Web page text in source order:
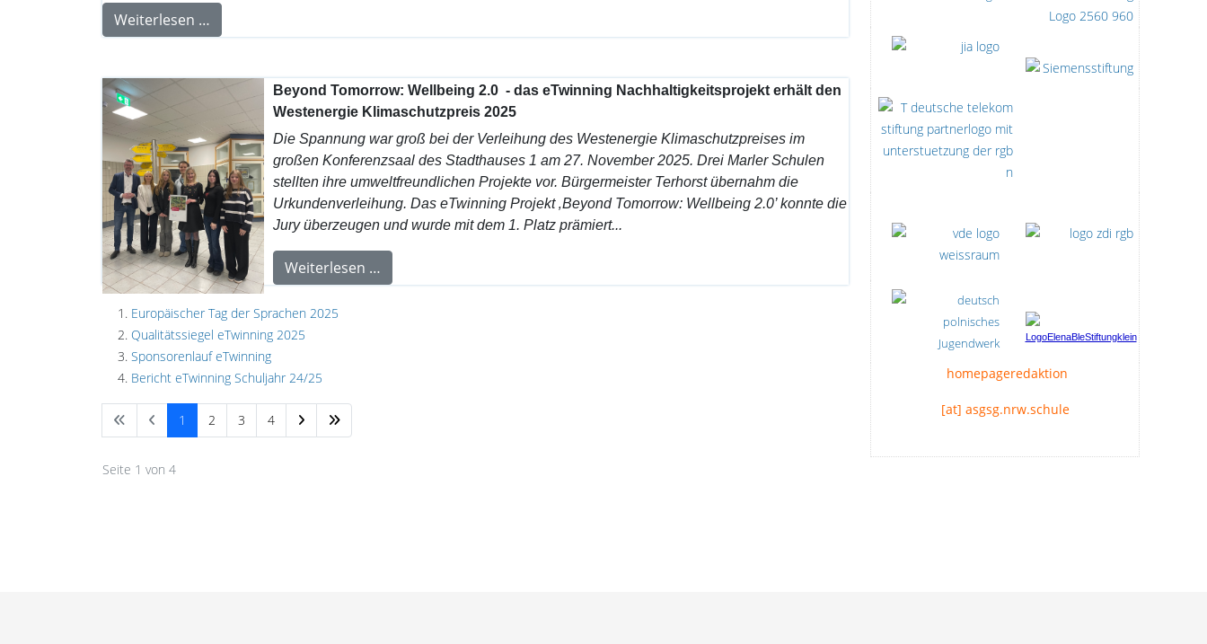
Weiterlesen …
Beyond Tomorrow: Wellbeing 2.0 - das eTwinning Nachhaltigkeitsprojekt erhält den
Westenergie Klimaschutzpreis 2025
Die Spannung war groß bei der Verleihung des Westenergie Klimaschutzpreises im
großen Konferenzsaal des Stadthauses 1 am 27. November 2025. Drei Marler Schulen
stellten ihre umweltfreundlichen Projekte vor. Bürgermeister Terhorst übernahm die
Urkundenverleihung. Das eTwinning Projekt ‚Beyond Tomorrow: Wellbeing 2.0’ konnte die
Jury überzeugen und wurde mit dem 1. Platz prämiert...
Weiterlesen …
Europäischer Tag der Sprachen 2025
Qualitätssiegel eTwinning 2025
Sponsorenlauf eTwinning
Bericht eTwinning Schuljahr 24/25
1 2 3 4
Seite 1 von 4
homepageredaktion
[at] asgsg.nrw.schule